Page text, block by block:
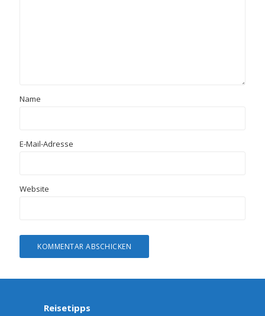
Name
E-Mail-Adresse
Website
Reisetipps